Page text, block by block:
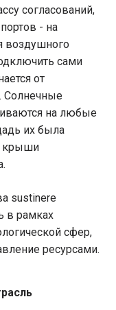
согласований,
- на
воздушного
сами
от
Солнечные
на любые
их была
крыши
sustinere
в рамках
сфер,
ресурсами.